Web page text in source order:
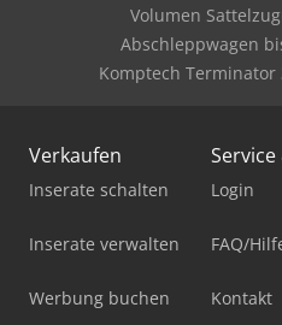
Volumen
Abschleppwagen
Komptech Terminator
Verkaufen
Inserate schalten
Inserate verwalten
Werbung buchen
Login
FAQ/
Kontakt